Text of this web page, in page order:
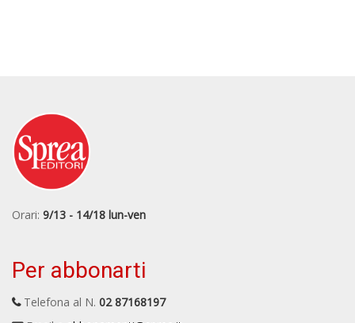
Orari: 9/13 - 14/18 lun-ven
Per abbonarti
Telefona al N. 02 87168197